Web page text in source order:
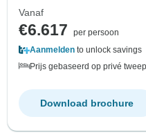
Vanaf
€6.617
per persoon
Aanmelden to unlock savings
Prijs gebaseerd op privé
Download brochure